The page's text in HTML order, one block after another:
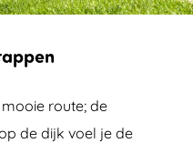
route; de
de dijk voel je de